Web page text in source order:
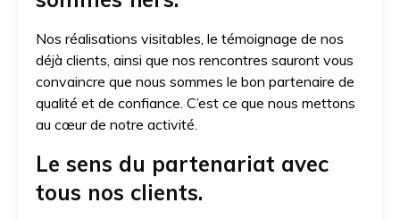
Nos réalisations visitables, le témoignage de nos
déjà clients, ainsi que nos rencontres sauront vous
convaincre que nous sommes le bon partenaire de
qualité et de confiance. C’est ce que nous mettons
au cœur de notre activité.
Le sens du partenariat avec
tous nos clients.